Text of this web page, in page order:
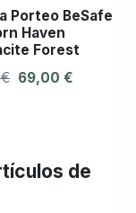
Porteo BeSafe
Haven
Forest
69,00 €
de